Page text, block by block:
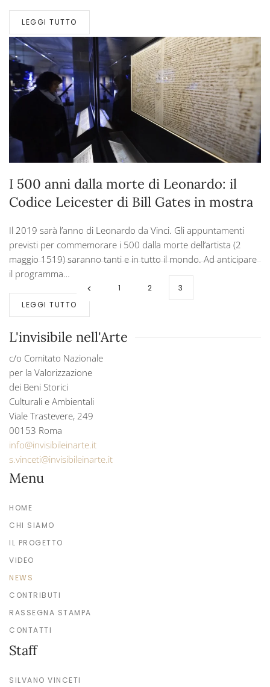
LEGGI TUTTO
I 500 anni dalla morte di Leonardo: il
Codice Leicester di Bill Gates in mostra
Il 2019 sarà l’anno di Leonardo da Vinci. Gli appuntamenti
previsti per commemorare i 500 dalla morte dell’artista (2
maggio 1519) saranno tanti e in tutto il mondo. Ad anticipare
il programma…
LEGGI TUTTO
1 2 3
L'invisibile nell'Arte
c/o Comitato Nazionale
per la Valorizzazione
dei Beni Storici
Culturali e Ambientali
Viale Trastevere, 249
00153 Roma
info@invisibileinarte.it
s.vinceti@invisibileinarte.it
Menu
HOME
CHI SIAMO
IL PROGETTO
VIDEO
NEWS
CONTRIBUTI
RASSEGNA STAMPA
CONTATTI
Staff
SILVANO VINCETI